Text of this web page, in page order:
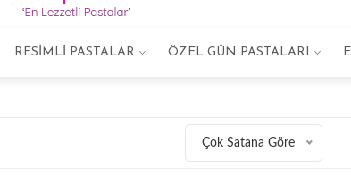
RESIMLI PASTALAR ÖZEL GÜN PASTALARI
Çok Satana Göre